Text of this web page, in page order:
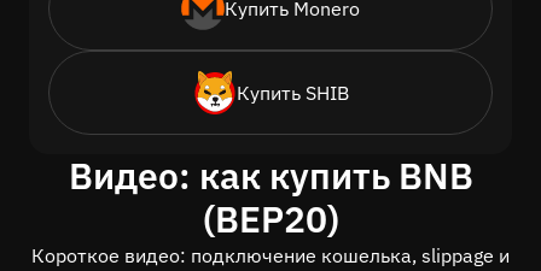
Купить Monero
Купить SHIB
Видео: как купить BNB
(BEP20)
Короткое видео: подключение кошелька, slippage и